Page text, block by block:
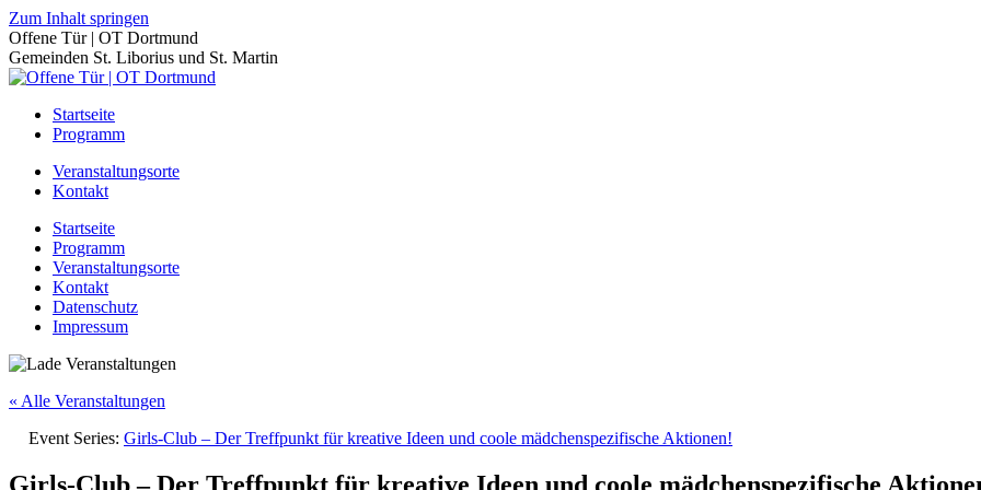
Zum Inhalt springen
Offene Tür | OT Dortmund
Gemeinden St. Liborius und St. Martin
Startseite
Programm
Veranstaltungsorte
Kontakt
Startseite
Programm
Veranstaltungsorte
Kontakt
Datenschutz
Impressum
« Alle Veranstaltungen
Event Series: Girls-Club – Der Treffpunkt für kreative Ideen und coole mädchenspezifische Aktionen!